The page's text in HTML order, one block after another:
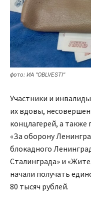
фото: ИА "OBLVESTI"
Участники и
их вдовы,
концлагерей, а
«За оборону
блокадного
Сталинграда» и
начали получать
80 тысяч рублей.